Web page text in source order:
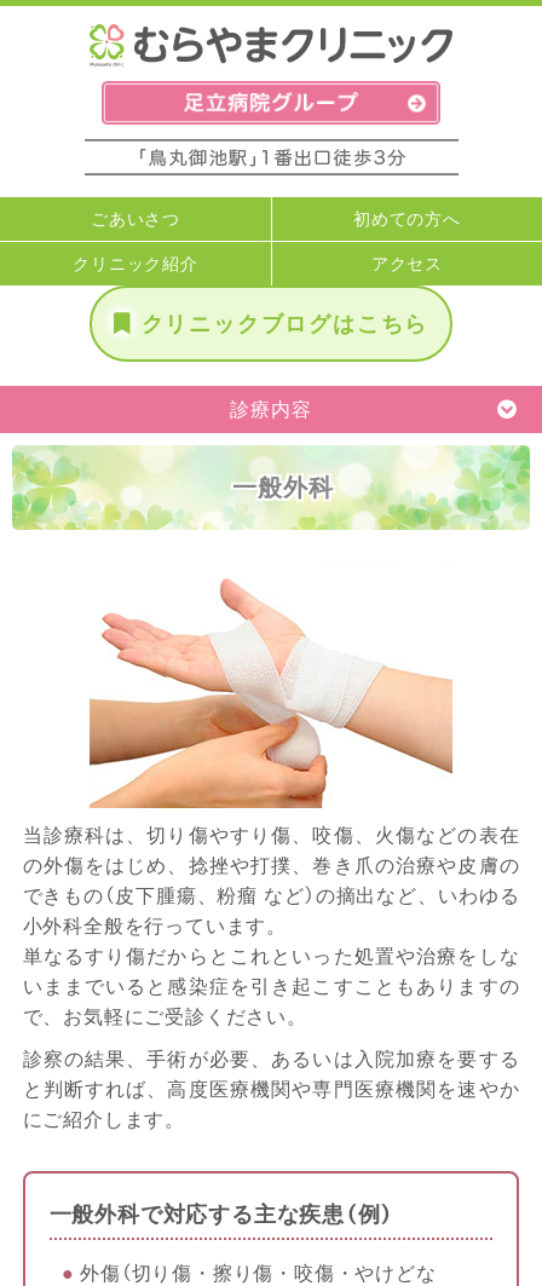
ごあいさつ 初めての方へ
クリニック紹介 アクセス
クリニックブログはこちら
診療内容
一般外科
当診療科は、切り傷やすり傷、咬傷、火傷などの表在
の外傷をはじめ、捻挫や打撲、巻き爪の治療や皮膚の
できもの（皮下腫瘍、粉瘤 など）の摘出など、いわゆる
小外科全般を行っています。
単なるすり傷だからとこれといった処置や治療をしな
いままでいると感染症を引き起こすこともありますの
で、お気軽にご受診ください。
診察の結果、手術が必要、あるいは入院加療を要する
と判断すれば、高度医療機関や専門医療機関を速やか
にご紹介します。
一般外科で対応する主な疾患（例）
外傷（切り傷・擦り傷・咬傷・やけどな